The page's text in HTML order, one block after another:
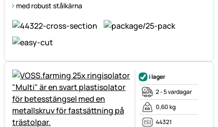
med robust stålkärna
i lager
2 - 5 vardagar
0,60 kg
44321